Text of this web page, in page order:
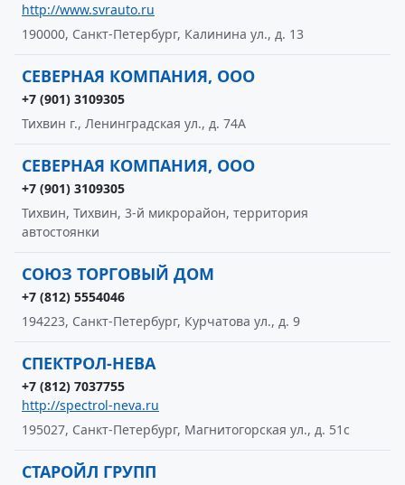
http://www.svrauto.ru
190000, Санкт-Петербург, Калинина ул., д. 13
СЕВЕРНАЯ КОМПАНИЯ, ООО
+7 (901) 3109305
Тихвин г., Ленинградская ул., д. 74А
СЕВЕРНАЯ КОМПАНИЯ, ООО
+7 (901) 3109305
Тихвин, Тихвин, 3-й микрорайон, территория
автостоянки
СОЮЗ ТОРГОВЫЙ ДОМ
+7 (812) 5554046
194223, Санкт-Петербург, Курчатова ул., д. 9
СПЕКТРОЛ-НЕВА
+7 (812) 7037755
http://spectrol-neva.ru
195027, Санкт-Петербург, Магнитогорская ул., д. 51с
СТАРОЙЛ ГРУПП